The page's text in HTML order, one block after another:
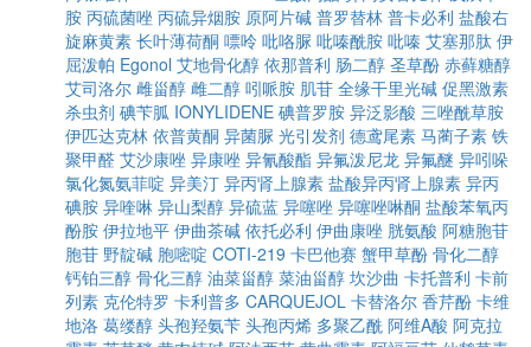
胺 丙硫菌唑 丙硫异烟胺 原阿片碱 普罗替林 普卡必利 盐酸右
旋麻黄素 长叶薄荷酮 嘌呤 吡咯脲 吡嗪酰胺 吡嗪 艾塞那肽 伊
屈泼帕 Egonol 艾地骨化醇 依那普利 肠二醇 圣草酚 赤藓糖醇
艾司洛尔 雌甾醇 雌二醇 吲哌胺 肌苷 全缘干里光碱 促黑激素
杀虫剂 碘苄胍 IONYLIDENE 碘普罗胺 异泛影酸 三唑酰草胺
伊匹达克林 依普黄酮 异菌脲 光引发剂 德鸢尾素 马蔺子素 铁
聚甲醛 艾沙康唑 异康唑 异氰酸酯 异氟泼尼龙 异氟醚 异吲哚
氯化氮氨菲啶 异美汀 异丙肾上腺素 盐酸异丙肾上腺素 异丙
碘胺 异喹啉 异山梨醇 异硫蓝 异噻唑 异噻唑啉酮 盐酸苯氧丙
酚胺 伊拉地平 伊曲茶碱 依托必利 伊曲康唑 胱氨酸 阿糖胞苷
胞苷 野靛碱 胞嘧啶 COTI-219 卡巴他赛 蟹甲草酚 骨化二醇
钙铂三醇 骨化三醇 油菜甾醇 菜油甾醇 坎沙曲 卡托普利 卡前
列素 克伦特罗 卡利普多 CARQUEJOL 卡替洛尔 香芹酚 卡维
地洛 葛缕醇 头孢羟氨苄 头孢丙烯 多聚乙酰 阿维A酸 阿克拉